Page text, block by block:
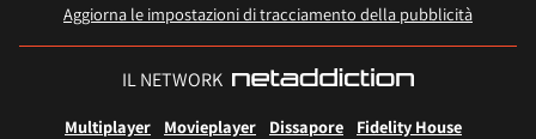
Aggiorna le impostazioni di tracciamento della pubblicità
IL NETWORK
Multiplayer Movieplayer Dissapore Fidelity House